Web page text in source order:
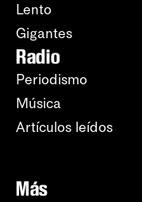
Lento
Gigantes
Radio
Periodismo
Música
Artículos leídos
Más